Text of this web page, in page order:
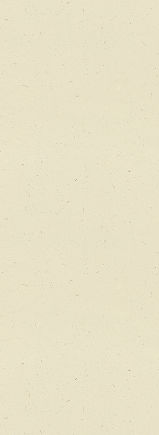
יעודו
האמיתי
בזכות
חרקי
הברזל
המריונטות של ליאו
הזמרים
הכי
טובים
בעולם
נפגשים
לערב
אחד
יונה לוויתן
המסע
הקסום
בבטן
הדג